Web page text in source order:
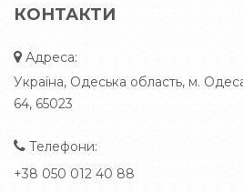
КОНТАКТИ
Адреса:
Україна, Одеська область, м.
64, 65023
Телефони:
+38 050 012 40 88